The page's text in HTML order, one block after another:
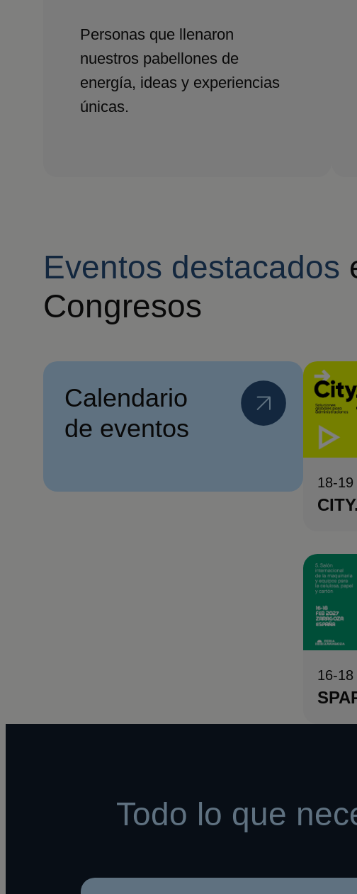
Personas que llenaron
nuestros pabellones de
energía, ideas y experiencias
únicas.
Eventos destacados
Congresos
Calendario
de eventos
18-
16-
Todo lo que